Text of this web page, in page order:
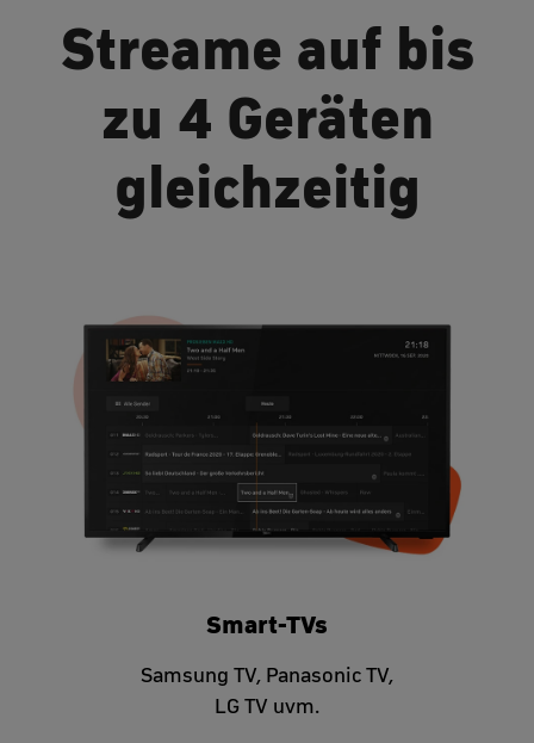
Streame auf bis
zu 4 Geräten
gleichzeitig
Smart-TVs
Samsung TV, Panasonic TV,
LG TV uvm.